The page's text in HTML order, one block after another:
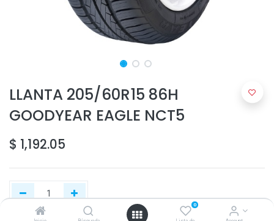
0
LLANTA 205/60R15 86H
GOODYEAR EAGLE NCT5
$ 1,192.05